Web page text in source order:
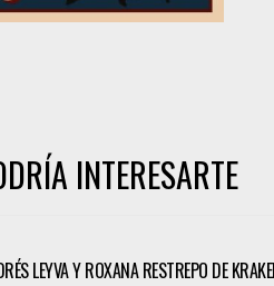
INTERESARTE
LEYVA Y ROXANA RESTREPO DE